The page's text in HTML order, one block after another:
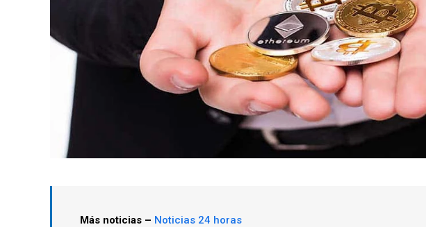
Más noticias – Noticias 24 horas